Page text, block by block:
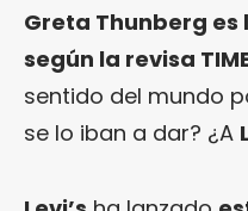
Greta Thunberg es
según la revisa
sentido del mundo
se lo iban a dar? ¿A